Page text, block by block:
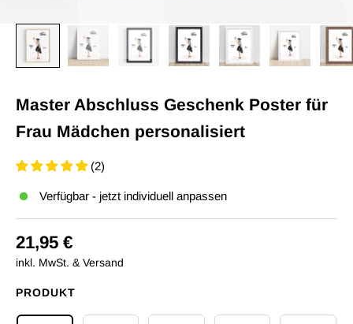
Master Abschluss Geschenk Poster für
Frau Mädchen personalisiert
(2)
Verfügbar - jetzt individuell anpassen
21,95 €
inkl. MwSt. & Versand
PRODUKT